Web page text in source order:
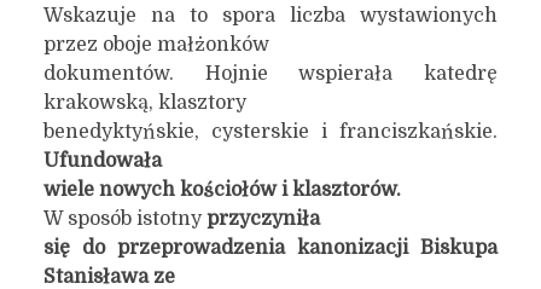
Wskazuje na to spora liczba wystawionych
przez oboje małżonków
dokumentów. Hojnie wspierała katedrę
krakowską, klasztory
benedyktyńskie, cysterskie i franciszkańskie.
Ufundowała
wiele nowych kościołów i klasztorów.
W sposób istotnyprzyczyniła
się do przeprowadzenia kanonizacji Biskupa
Stanisława ze